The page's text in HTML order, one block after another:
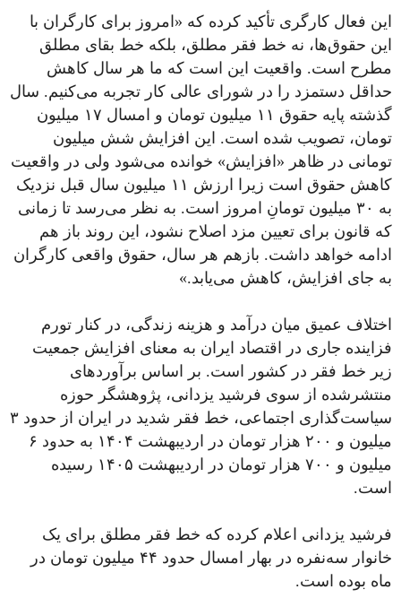
این فعال کارگری تأکید کرده که «امروز برای کارگران با
این حقوق‌ها، نه خط فقر مطلق، بلکه خط بقای مطلق
مطرح است. واقعیت این است که ما هر سال کاهش
حداقل دستمزد را در شورای عالی کار تجربه می‌کنیم. سال
گذشته پایه حقوق ۱۱ میلیون تومان و امسال ۱۷ میلیون
تومان، تصویب شده است. این افزایش شش میلیون
تومانی در ظاهر «افزایش» خوانده می‌شود ولی در واقعیت
کاهش حقوق است زیرا ارزش ۱۱ میلیون سال قبل نزدیک
به ۳۰ میلیون تومانِ امروز است. به نظر می‌رسد تا زمانی
که قانون برای تعیین مزد اصلاح نشود، این روند باز هم
ادامه خواهد داشت. بازهم هر سال، حقوق واقعی کارگران
به جای افزایش، کاهش می‌یابد.»
اختلاف عمیق میان درآمد و هزینه زندگی، در کنار تورم
فزاینده جاری در اقتصاد ایران به معنای افزایش جمعیت
زیر خط فقر در کشور است. بر اساس برآوردهای
منتشرشده از سوی فرشید یزدانی، پژوهشگر حوزه
سیاست‌گذاری اجتماعی، خط فقر شدید در ایران از حدود ۳
میلیون و ۲۰۰ هزار تومان در اردیبهشت ۱۴۰۴ به حدود ۶
میلیون و ۷۰۰ هزار تومان در اردیبهشت ۱۴۰۵ رسیده
است.
فرشید یزدانی اعلام کرده که خط فقر مطلق برای یک
خانوار سه‌نفره در بهار امسال حدود ۴۴ میلیون تومان در
ماه بوده است.